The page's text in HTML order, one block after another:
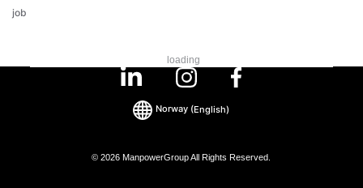
job
loading
© 2026 ManpowerGroup All Rights Reserved.
Norway (English)